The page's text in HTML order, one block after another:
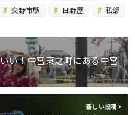
交野市駅 日野屋 私部
い！中宮東之町にある中宮
新しい投稿